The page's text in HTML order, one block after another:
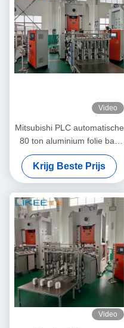
Video
Mitsubishi PLC automatische
80 ton aluminium folie bak
maken machine
Krijg Beste Prijs
Video